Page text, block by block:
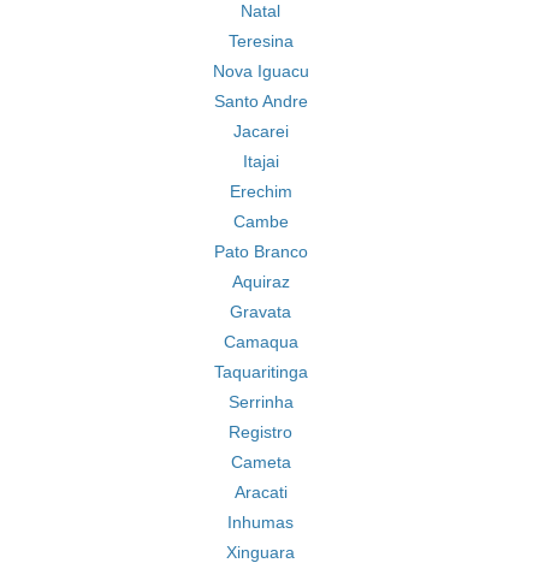
Natal
Teresina
Nova Iguacu
Santo Andre
Jacarei
Itajai
Erechim
Cambe
Pato Branco
Aquiraz
Gravata
Camaqua
Taquaritinga
Serrinha
Registro
Cameta
Aracati
Inhumas
Xinguara